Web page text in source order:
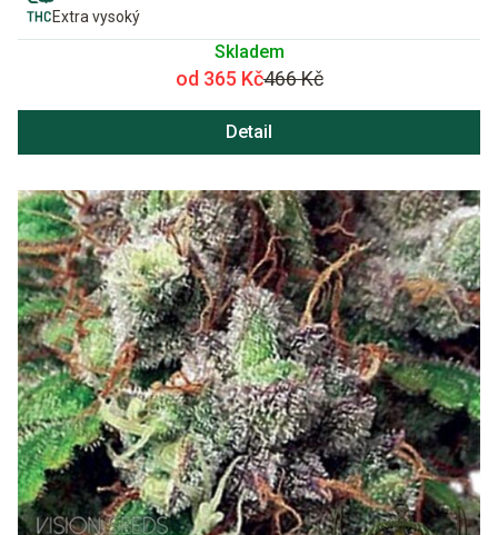
Extra vysoký
Skladem
od 365 Kč466 Kč
Detail